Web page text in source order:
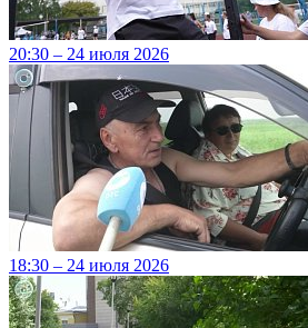
20:30 – 24 июля 2026
18:30 – 24 июля 2026